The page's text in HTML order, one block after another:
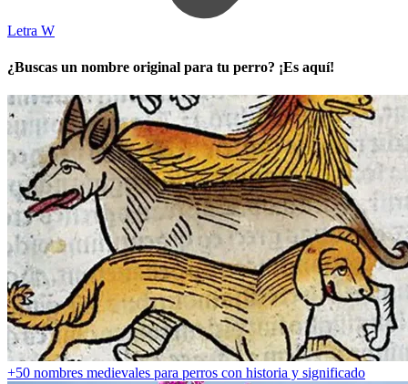
Letra W
¿Buscas un nombre original para tu perro? ¡Es aquí!
+50 nombres medievales para perros con historia y significado